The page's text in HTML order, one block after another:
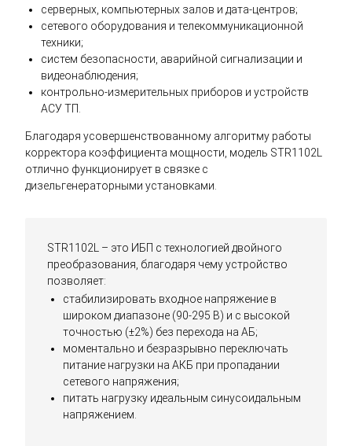
серверных, компьютерных залов и дата-центров;
сетевого оборудования и телекоммуникационной
техники;
систем безопасности, аварийной сигнализации и
видеонаблюдения;
контрольно-измерительных приборов и устройств
АСУ ТП.
Благодаря усовершенствованному алгоритму работы
корректора коэффициента мощности, модель STR1102L
отлично функционирует в связке с
дизельгенераторными установками.
STR1102L – это ИБП с технологией двойного
преобразования, благодаря чему устройство
позволяет:
стабилизировать входное напряжение в
широком диапазоне (90-295 В) и с высокой
точностью (±2%) без перехода на АБ;
моментально и безразрывно переключать
питание нагрузки на АКБ при пропадании
сетевого напряжения;
питать нагрузку идеальным синусоидальным
напряжением.